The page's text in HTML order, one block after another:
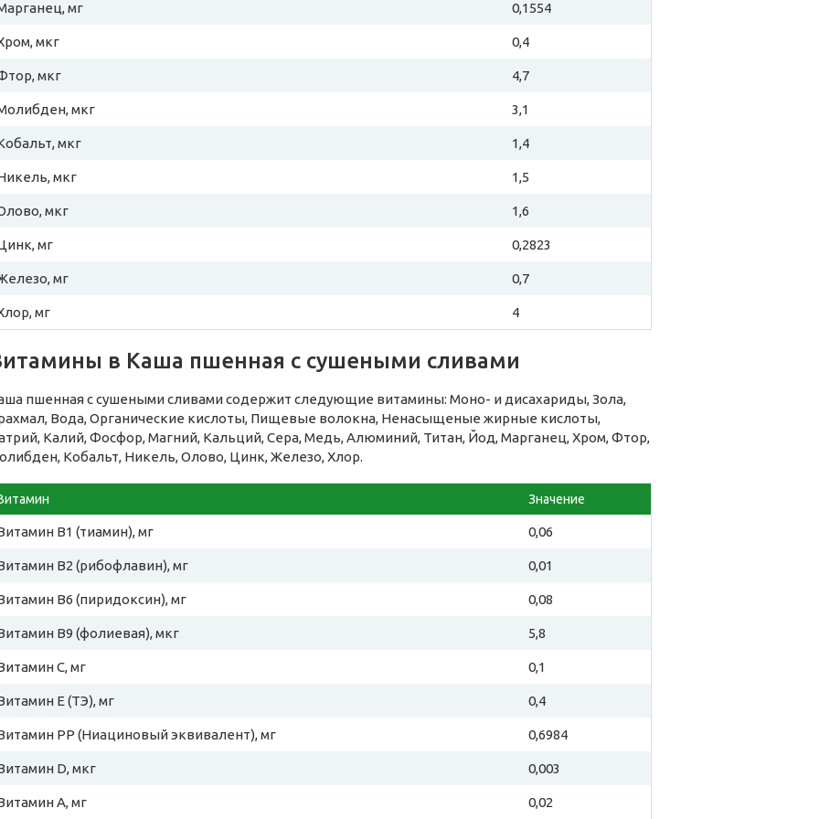
мг 0,1554
мкг 0,4
мкг 4,7
мкг 3,1
мкг 1,4
мкг 1,5
мкг 1,6
мг 0,2823
мг 0,7
мг 4
в Каша пшенная с сушеными сливами
пшенная с сушеными сливами содержит следующие витамины: Моно- и дисахариды, Зола,
Вода, Органические кислоты, Пищевые волокна, Ненасыщеные жирные кислоты,
Калий, Фосфор, Магний, Кальций, Сера, Медь, Алюминий, Титан, Йод, Марганец, Хром, Фтор,
Кобальт, Никель, Олово, Цинк, Железо, Хлор.
Значение
B1 (тиамин), мг 0,06
B2 (рибофлавин), мг 0,01
B6 (пиридоксин), мг 0,08
B9 (фолиевая), мкг 5,8
C, мг 0,1
E (ТЭ), мг 0,4
PP (Ниациновый эквивалент), мг 0,6984
D, мкг 0,003
A, мг 0,02